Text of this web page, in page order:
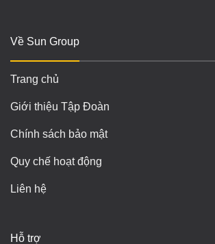
Về Sun Group
Trang chủ
Giới thiệu Tập Đoàn
Chính sách bảo mật
Quy chế hoạt động
Liên hệ
Hỗ trợ